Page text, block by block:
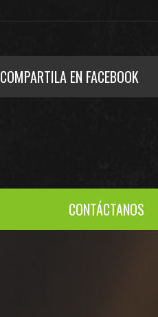
COMPARTILA EN FACEBOOK
CONTÁCTANOS